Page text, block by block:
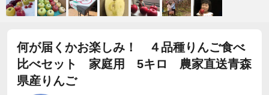
何が届くかお楽しみ！ ４品種りんご食べ
比べセット 家庭用 5キロ 農家直送青森
県産りんご